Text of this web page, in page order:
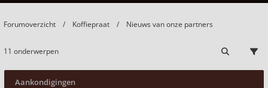
Forumoverzicht Koffiepraat Nieuws van onze partners
11 onderwerpen
Aankondigingen